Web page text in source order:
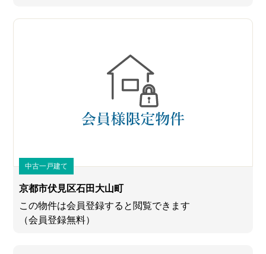
中古一戸建て
京都市伏見区石田大山町
この物件は会員登録すると閲覧できます
（会員登録無料）